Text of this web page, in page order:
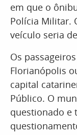
em que o
Polícia Militar.
veículo seria
Os
Florianópolis
capital
Público. O
questionado e